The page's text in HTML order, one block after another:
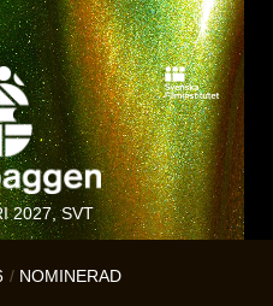
2027, SVT
NOMINERAD